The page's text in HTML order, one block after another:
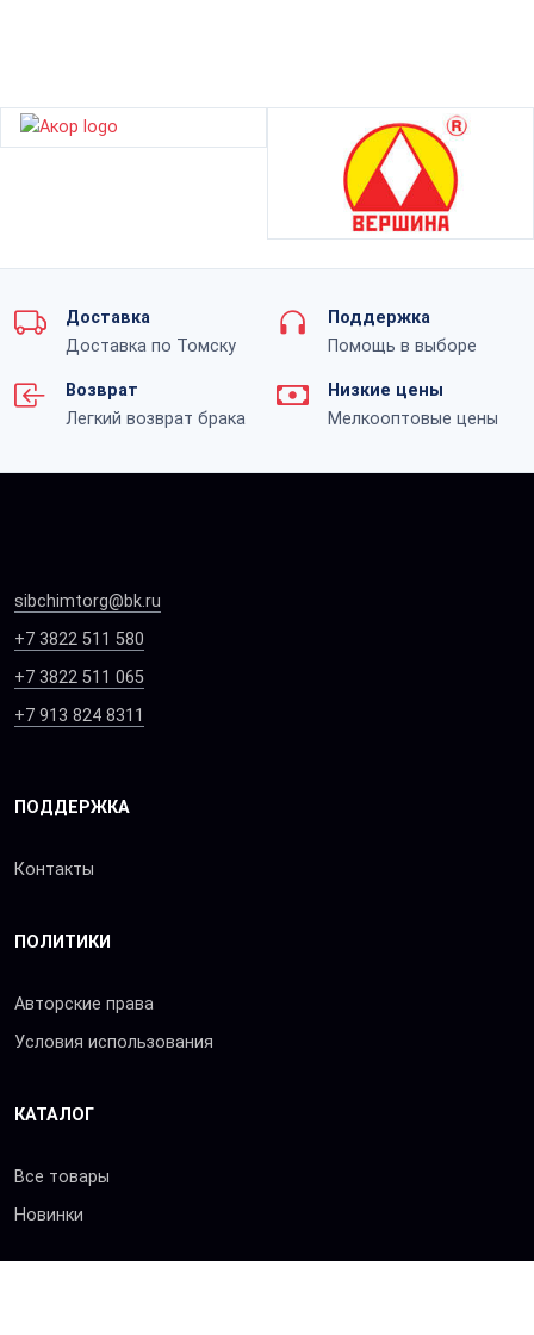
Доставка
Доставка по Томску
Поддержка
Помощь в выборе
Возврат
Легкий возврат брака
Низкие цены
Мелкооптовые цены
sibchimtorg@bk.ru
+7 3822 511 580
+7 3822 511 065
+7 913 824 8311
ПОДДЕРЖКА
Контакты
ПОЛИТИКИ
Авторские права
Условия использования
КАТАЛОГ
Все товары
Новинки